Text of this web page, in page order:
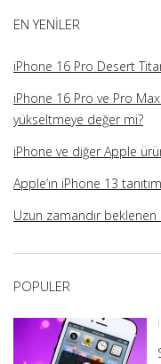
EN YENILER
iPhone 16 Pro Desert
iPhone 16 Pro ve Pro
yükseltmeye değer mi?
iPhone ve diğer Apple
Apple’ın iPhone 13
Uzun zamandır beklenen
POPULER